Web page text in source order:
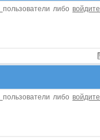
пользователи либовойдите
пользователи либовойдите